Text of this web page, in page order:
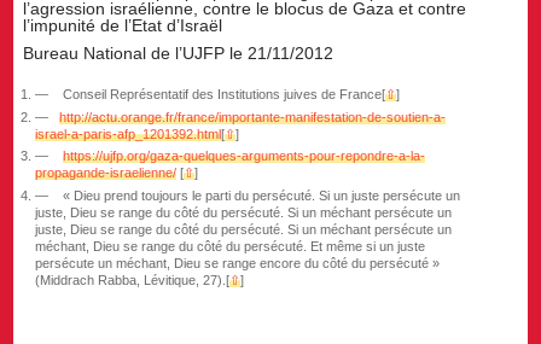
l’agression israélienne, contre le blocus de Gaza et contre
l’impunité de l’Etat d’Israël
Bureau National de l’UJFP le 21/11/2012
Conseil Représentatif des Institutions juives de France[⇧]
http://actu.orange.fr/france/importante-manifestation-de-soutien-a-
israel-a-paris-afp_1201392.html[⇧]
https://ujfp.org/gaza-quelques-arguments-pour-repondre-a-la-
propagande-israelienne/ [⇧]
« Dieu prend toujours le parti du persécuté. Si un juste persécute un
juste, Dieu se range du côté du persécuté. Si un méchant persécute un
juste, Dieu se range du côté du persécuté. Si un méchant persécute un
méchant, Dieu se range du côté du persécuté. Et même si un juste
persécute un méchant, Dieu se range encore du côté du persécuté »
(Middrach Rabba, Lévitique, 27).[⇧]